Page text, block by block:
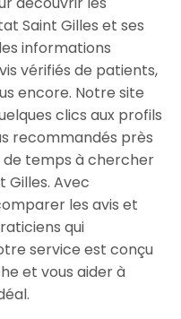
Saint Gilles et ses
informations
vérifiés de patients,
encore. Notre site
clics aux profils
recommandés près
de temps à chercher
Gilles. Avec
les avis et
qui
service est conçu
et vous aider à